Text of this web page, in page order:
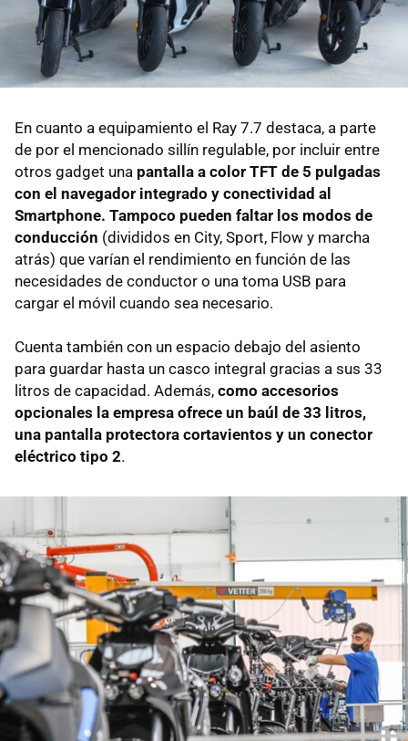
En cuanto a equipamiento el Ray 7.7 destaca, a parte
de por el mencionado sillín regulable, por incluir entre
otros gadget una pantalla a color TFT de 5 pulgadas
con el navegador integrado y conectividad al
Smartphone. Tampoco pueden faltar los modos de
conducción (divididos en City, Sport, Flow y marcha
atrás) que varían el rendimiento en función de las
necesidades de conductor o una toma USB para
cargar el móvil cuando sea necesario.
Cuenta también con un espacio debajo del asiento
para guardar hasta un casco integral gracias a sus 33
litros de capacidad. Además, como accesorios
opcionales la empresa ofrece un baúl de 33 litros,
una pantalla protectora cortavientos y un conector
eléctrico tipo 2.